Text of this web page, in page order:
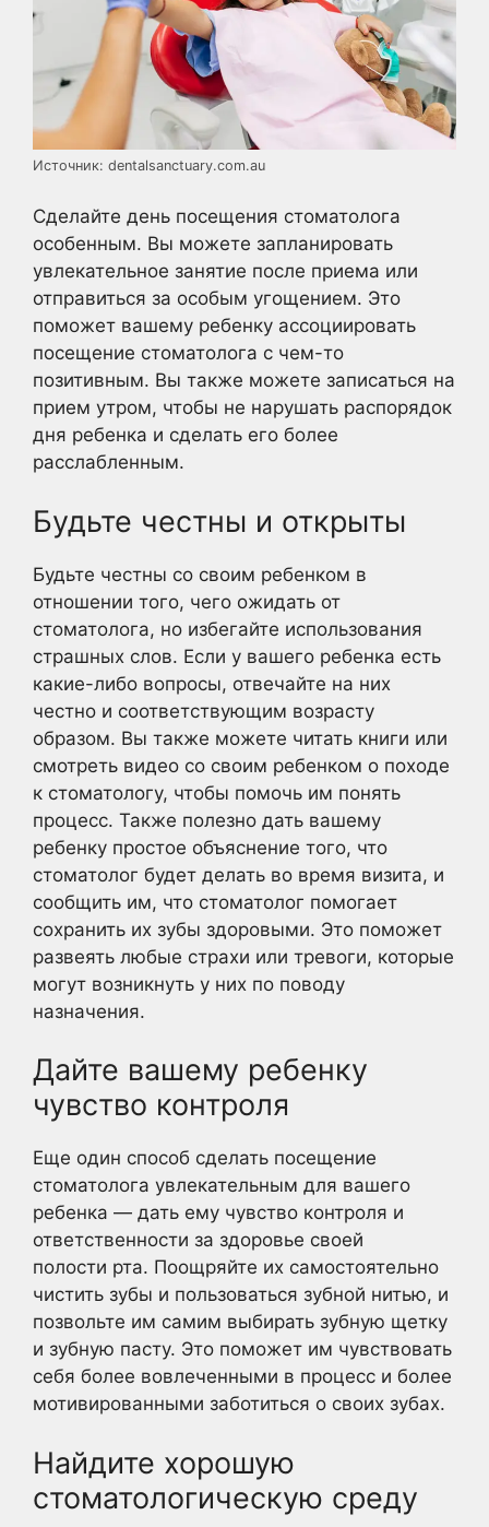
Источник: dentalsanctuary.com.au
Сделайте день посещения стоматолога
особенным. Вы можете запланировать
увлекательное занятие после приема или
отправиться за особым угощением. Это
поможет вашему ребенку ассоциировать
посещение стоматолога с чем-то
позитивным. Вы также можете записаться на
прием утром, чтобы не нарушать распорядок
дня ребенка и сделать его более
расслабленным.
Будьте честны и открыты
Будьте честны со своим ребенком в
отношении того, чего ожидать от
стоматолога, но избегайте использования
страшных слов. Если у вашего ребенка есть
какие-либо вопросы, отвечайте на них
честно и соответствующим возрасту
образом. Вы также можете читать книги или
смотреть видео со своим ребенком о походе
к стоматологу, чтобы помочь им понять
процесс. Также полезно дать вашему
ребенку простое объяснение того, что
стоматолог будет делать во время визита, и
сообщить им, что стоматолог помогает
сохранить их зубы здоровыми. Это поможет
развеять любые страхи или тревоги, которые
могут возникнуть у них по поводу
назначения.
Дайте вашему ребенку
чувство контроля
Еще один способ сделать посещение
стоматолога увлекательным для вашего
ребенка — дать ему чувство контроля и
ответственности за здоровье своей
полости рта. Поощряйте их самостоятельно
чистить зубы и пользоваться зубной нитью, и
позвольте им самим выбирать зубную щетку
и зубную пасту. Это поможет им чувствовать
себя более вовлеченными в процесс и более
мотивированными заботиться о своих зубах.
Найдите хорошую
стоматологическую среду